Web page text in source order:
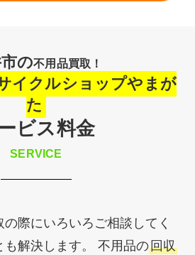
の不用品買取！
イクルショップやまが
た
ビス料金
SERVICE
際にいろいろご相談してく
も解決します。 不用品の回収